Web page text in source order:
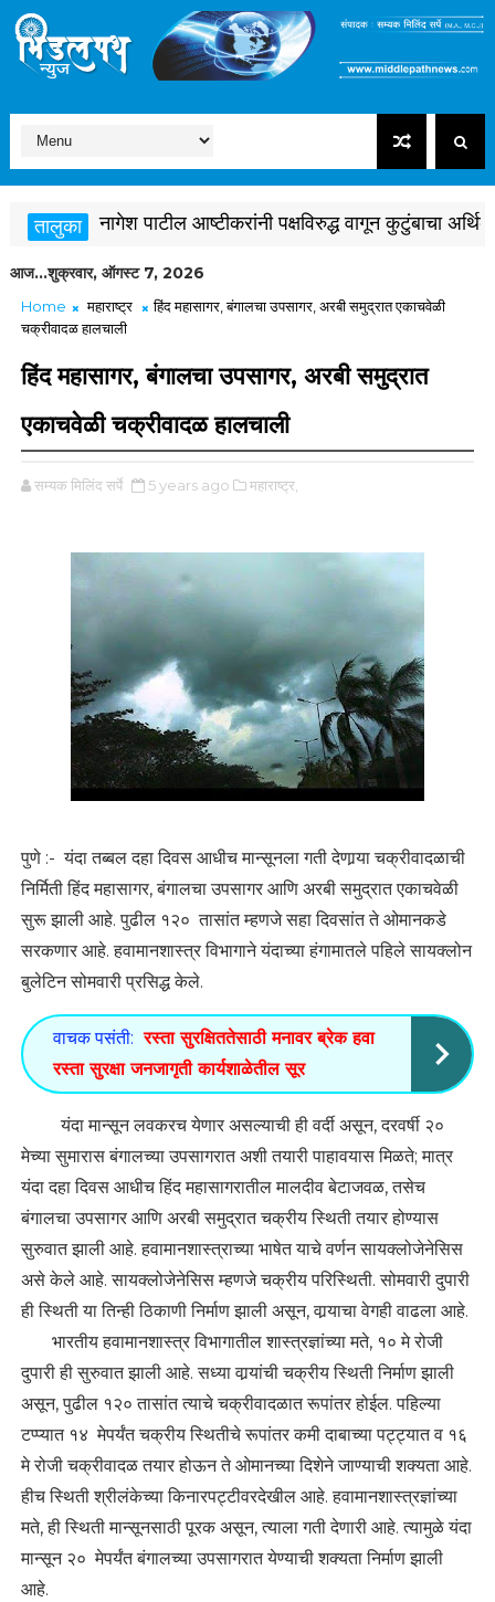
नागेश पाटील आष्टीकरांनी पक्षविरुद्ध वागून कुटुंबाचा अर्थिक
आज...शुक्रवार, ऑगस्ट 7, 2026
Home महाराष्ट्र
हिंद महासागर, बंगालचा उपसागर, अरबी समुद्रात एकाचवेळी
चक्रीवादळ हालचाली
हिंद महासागर, बंगालचा उपसागर, अरबी समुद्रात
एकाचवेळी चक्रीवादळ हालचाली
सम्यक मिलिंद सर्पे 5 years ago महाराष्ट्र,
पुणे :- यंदा तब्बल दहा दिवस आधीच मान्सूनला गती देणार्‍या चक्रीवादळाची
निर्मिती हिंद महासागर, बंगालचा उपसागर आणि अरबी समुद्रात एकाचवेळी
सुरू झाली आहे. पुढील १२० तासांत म्हणजे सहा दिवसांत ते ओमानकडे
सरकणार आहे. हवामानशास्त्र विभागाने यंदाच्या हंगामातले पहिले सायक्लोन
बुलेटिन सोमवारी प्रसिद्ध केले.
वाचक पसंती: रस्ता सुरक्षिततेसाठी मनावर ब्रेक हवा
रस्ता सुरक्षा जनजागृती कार्यशाळेतील सूर
यंदा मान्सून लवकरच येणार असल्याची ही वर्दी असून, दरवर्षी २०
मेच्या सुमारास बंगालच्या उपसागरात अशी तयारी पाहावयास मिळते; मात्र
यंदा दहा दिवस आधीच हिंद महासागरातील मालदीव बेटाजवळ, तसेच
बंगालचा उपसागर आणि अरबी समुद्रात चक्रीय स्थिती तयार होण्यास
सुरुवात झाली आहे. हवामानशास्त्राच्या भाषेत याचे वर्णन सायक्लोजेनेसिस
असे केले आहे. सायक्लोजेनेसिस म्हणजे चक्रीय परिस्थिती. सोमवारी दुपारी
ही स्थिती या तिन्ही ठिकाणी निर्माण झाली असून, वार्‍याचा वेगही वाढला आहे.
भारतीय हवामानशास्त्र विभागातील शास्त्रज्ञांच्या मते, १० मे रोजी
दुपारी ही सुरुवात झाली आहे. सध्या वार्‍यांची चक्रीय स्थिती निर्माण झाली
असून, पुढील १२० तासांत त्याचे चक्रीवादळात रूपांतर होईल. पहिल्या
टप्प्यात १४ मेपर्यंत चक्रीय स्थितीचे रूपांतर कमी दाबाच्या पट्ट्यात व १६
मे रोजी चक्रीवादळ तयार होऊन ते ओमानच्या दिशेने जाण्याची शक्यता आहे.
हीच स्थिती श्रीलंकेच्या किनारपट्टीवरदेखील आहे. हवामानशास्त्रज्ञांच्या
मते, ही स्थिती मान्सूनसाठी पूरक असून, त्याला गती देणारी आहे. त्यामुळे यंदा
मान्सून २० मेपर्यंत बंगालच्या उपसागरात येण्याची शक्यता निर्माण झाली
आहे.